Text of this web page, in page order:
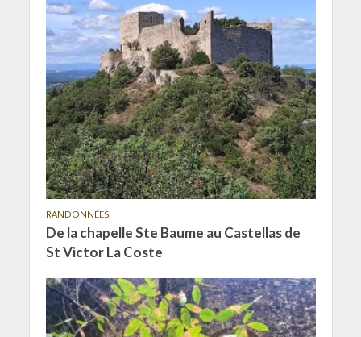
RANDONNÉES
De la chapelle Ste Baume au Castellas de
St Victor La Coste